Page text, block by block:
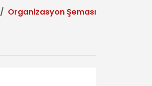
Organizasyon Şeması